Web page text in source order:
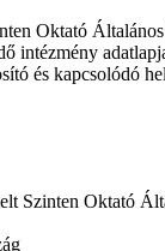
Oktató
intézmény
és kapcsolódó
Szinten Oktató